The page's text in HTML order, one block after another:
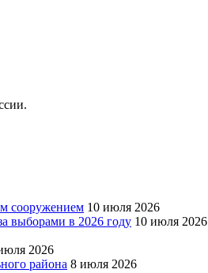
сооружением 10 июля 2026
выборами в 2026 году 10 июля 2026
2026
района 8 июля 2026